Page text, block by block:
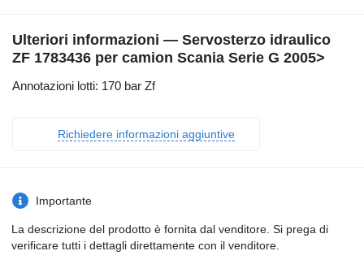
Ulteriori informazioni — Servosterzo idraulico
ZF 1783436 per camion Scania Serie G 2005>
Annotazioni lotti: 170 bar Zf
Richiedere informazioni aggiuntive
Importante
La descrizione del prodotto è fornita dal venditore. Si prega di
verificare tutti i dettagli direttamente con il venditore.